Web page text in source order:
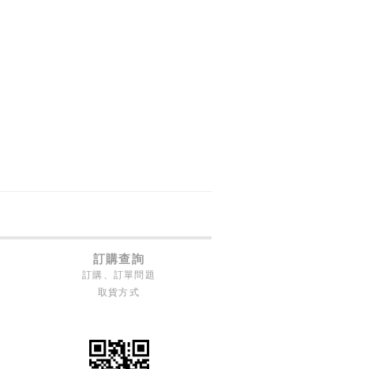
訂購查詢
訂購、訂單問題
取貨方式